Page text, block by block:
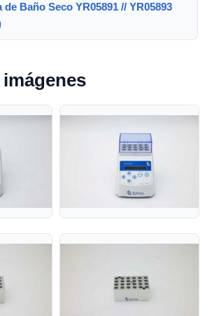
Baño Seco YR05891 // YR05893